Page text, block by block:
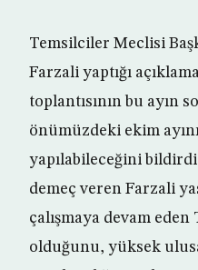
Temsilciler Meclisi
Farzali yaptığı
toplantısının bu ayın
önümüzdeki ekim
yapılabileceğini
demeç veren Farzali
çalışmaya devam
olduğunu, yüksek